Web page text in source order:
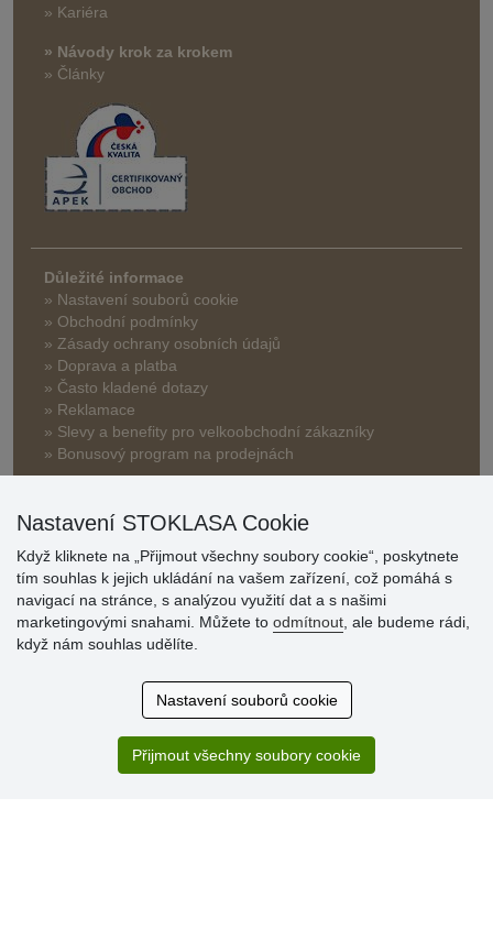
» Kariéra
» Návody krok za krokem
» Články
Důležité informace
» Nastavení souborů cookie
» Obchodní podmínky
» Zásady ochrany osobních údajů
» Doprava a platba
» Často kladené dotazy
» Reklamace
» Slevy a benefity pro velkoobchodní zákazníky
» Bonusový program na prodejnách
Hodnocení
zákazníků
Super obchod, kvalitní zboží za slušné ceny. Vřele
Nastavení STOKLASA Cookie
Když kliknete na „Přijmout všechny soubory cookie“, poskytnete
tím souhlas k jejich ukládání na vašem zařízení, což pomáhá s
navigací na stránce, s analýzou využití dat a s našimi
marketingovými snahami. Můžete to odmítnout , ale budeme rádi,
když nám souhlas udělíte.
Nastavení souborů cookie
Přijmout všechny soubory cookie